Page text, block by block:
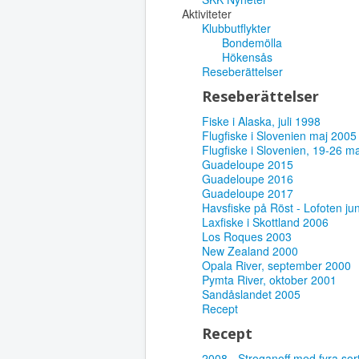
Aktiviteter
Klubbutflykter
Bondemölla
Hökensås
Reseberättelser
Reseberättelser
Fiske i Alaska, juli 1998
Flugfiske i Slovenien maj 2005
Flugfiske i Slovenien, 19-26
Guadeloupe 2015
Guadeloupe 2016
Guadeloupe 2017
Havsfiske på Röst - Lofoten
Laxfiske i Skottland 2006
Los Roques 2003
New Zealand 2000
Opala River, september 2000
Pymta River, oktober 2001
Sandåslandet 2005
Recept
Recept